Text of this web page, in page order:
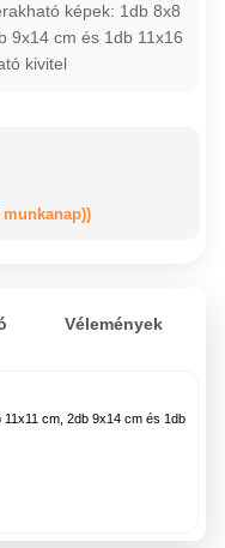
képek: 1db 8x8
9x14 cm és 1db 11x16
kivitel
munkanap))
Vélemények
cm, 2db 9x14 cm és 1db